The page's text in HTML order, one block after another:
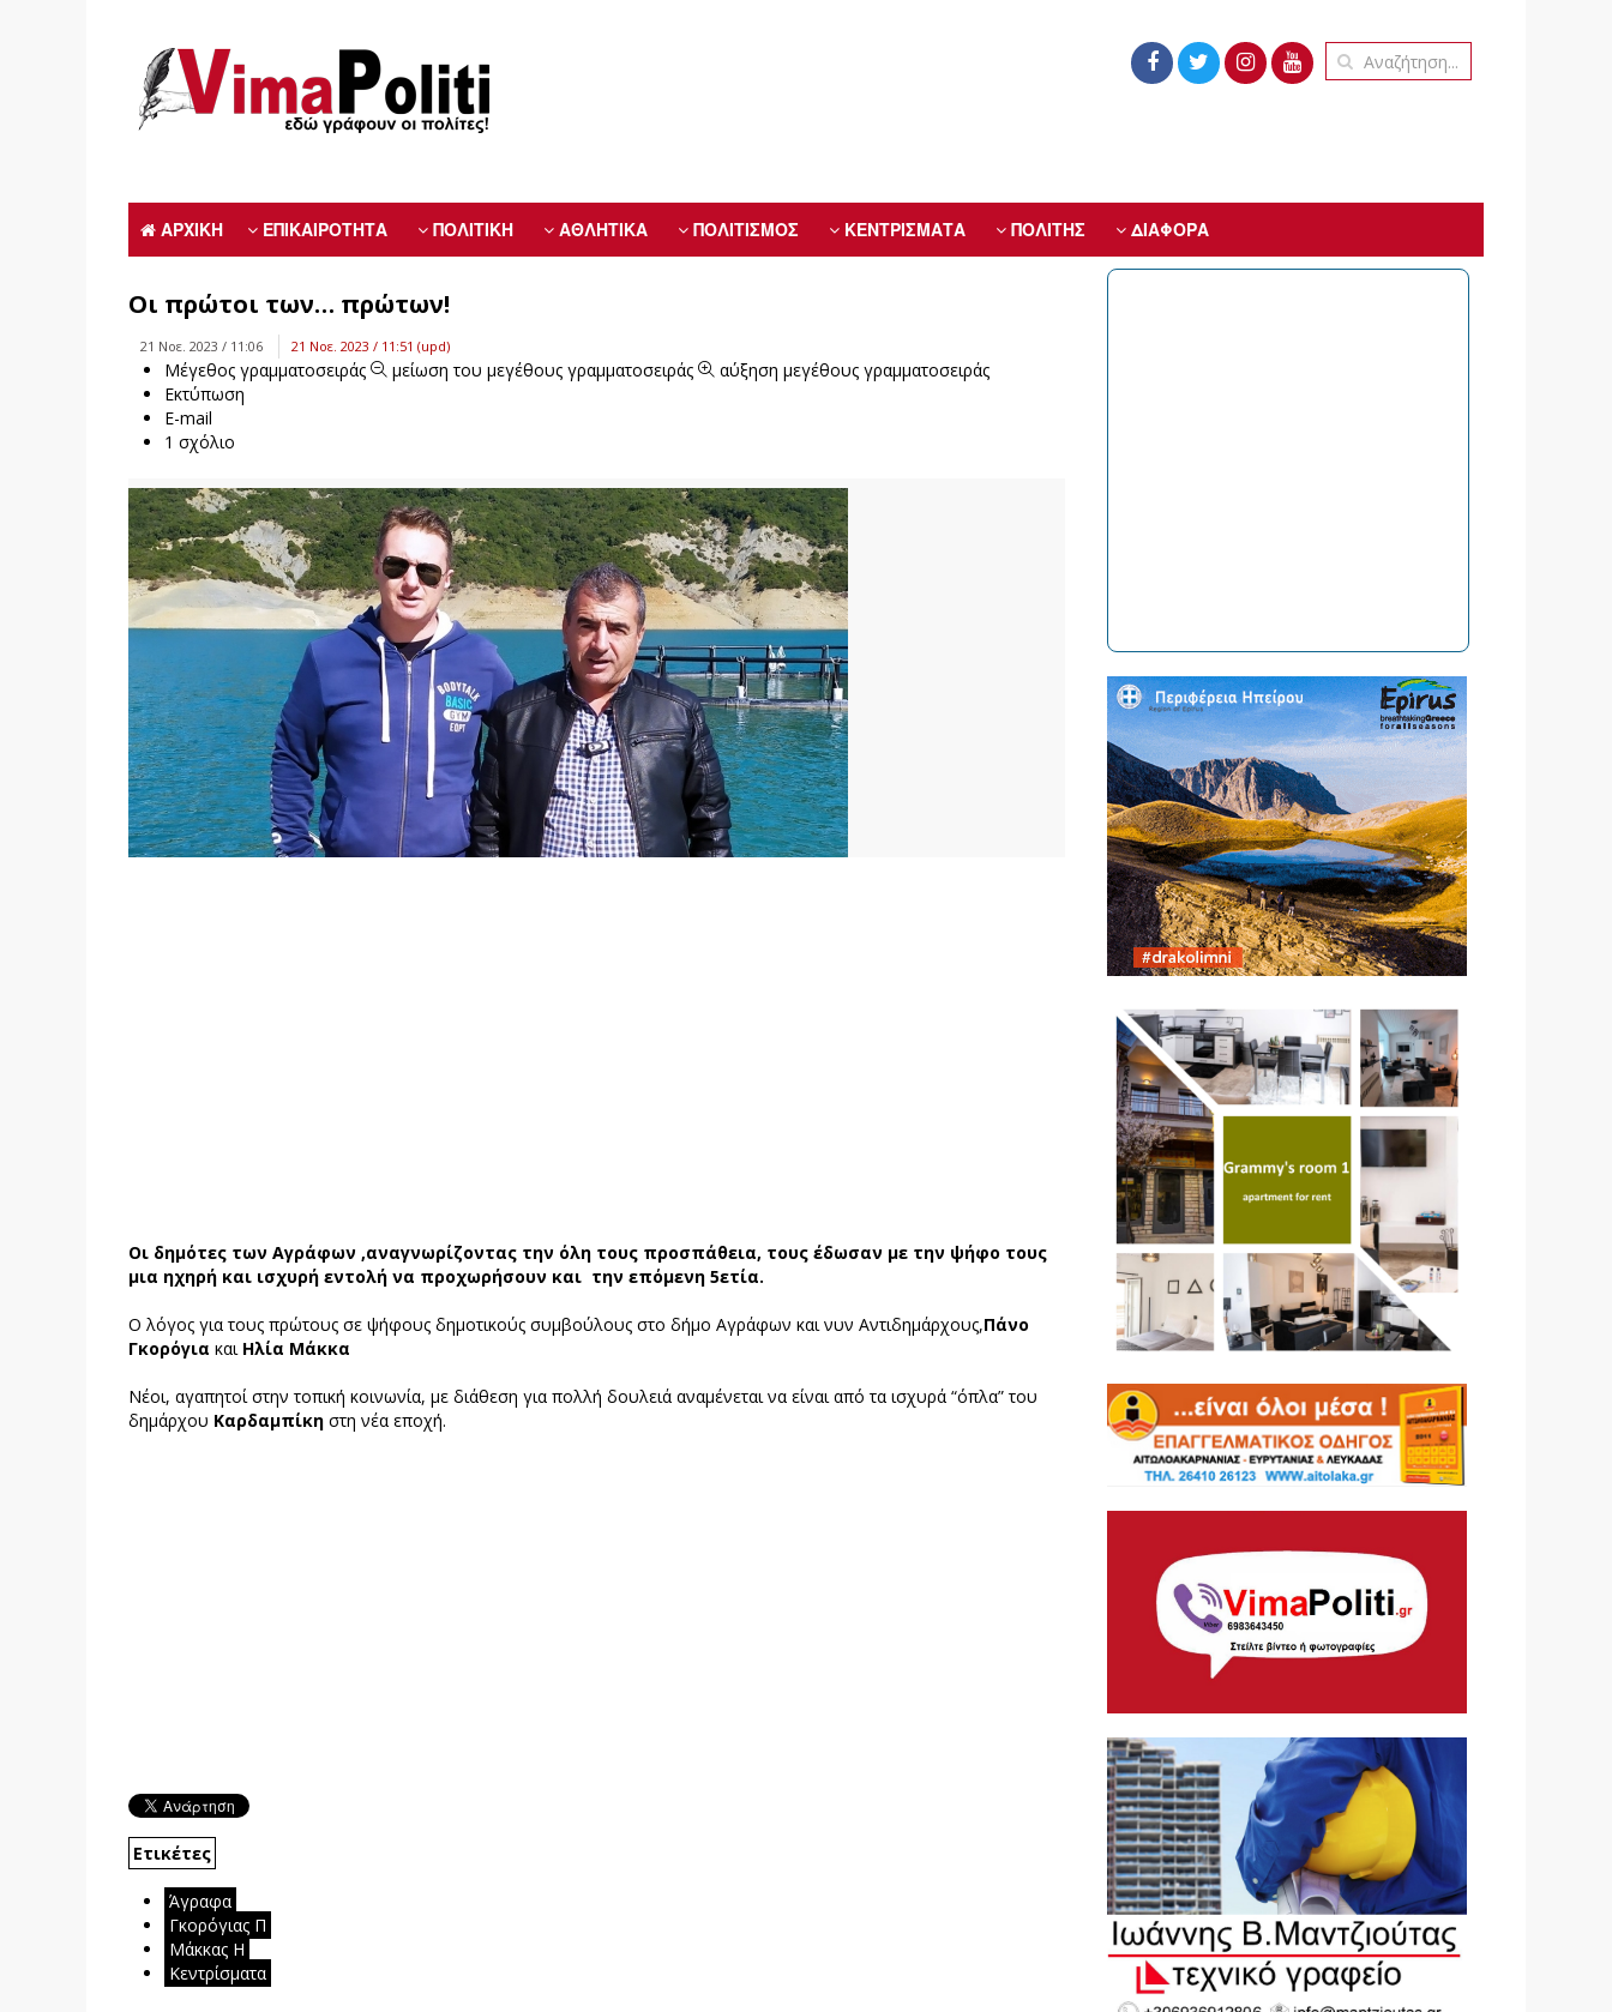
ΑΡΧΙΚΗ ΕΠΙΚΑΙΡΟΤΗΤΑ ΠΟΛΙΤΙΚΗ ΑΘΛΗΤΙΚΑ ΠΟΛΙΤΙΣΜΟΣ ΚΕΝΤΡΙΣΜΑΤΑ ΠΟΛΙΤΗΣ ΔΙΑΦΟΡΑ
Oι πρώτοι των… πρώτων!
21 Νοε. 2023 / 11:06 21 Νοε. 2023 / 11:51 (upd)
Μέγεθος γραμματοσειράς μείωση του μεγέθους γραμματοσειράς
αύξηση μεγέθους γραμματοσειράς
Εκτύπωση
E-mail
1 σχόλιο
Οι δημότες των Αγράφων ,αναγνωρίζοντας την όλη τους προσπάθεια, τους έδωσαν με την ψήφο τους
μια ηχηρή και ισχυρή εντολή να προχωρήσουν και την επόμενη 5ετία.
Ο λόγος για τους πρώτους σε ψήφους δημοτικούς συμβούλους στο δήμο Αγράφων και νυν Αντιδημάρχους,Πάνο
Γκορόγια και Ηλία Μάκκα
Νέοι, αγαπητοί στην τοπική κοινωνία, με διάθεση για πολλή δουλειά αναμένεται να είναι από τα ισχυρά “όπλα” του
δημάρχου Καρδαμπίκη στη νέα εποχή.
Ετικέτες
Άγραφα
Γκορόγιας Π
Μάκκας Η
Κεντρίσματα